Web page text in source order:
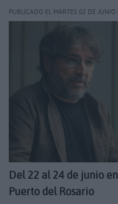
PUBLICADO EL MARTES 02 DE
Del 22 al 24 de junio
Puerto del Rosario